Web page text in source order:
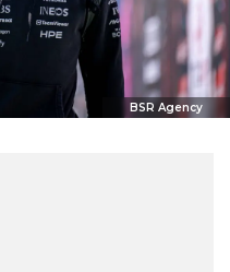
BSR Agency